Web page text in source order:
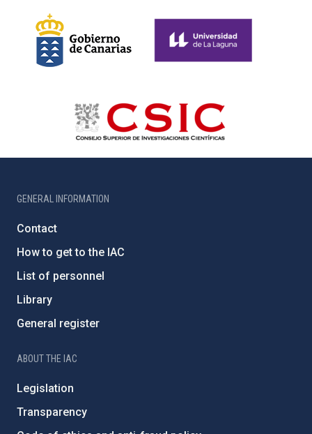
GENERAL INFORMATION
Contact
How to get to the IAC
List of personnel
Library
General register
ABOUT THE IAC
Legislation
Transparency